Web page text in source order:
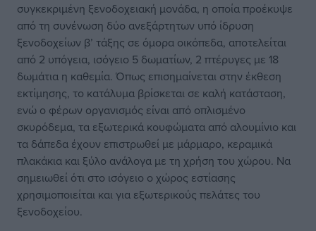
συγκεκριμένη ξενοδοχειακή μονάδα, η οποία προέκυψε
από τη συνένωση δύο ανεξάρτητων υπό ίδρυση
ξενοδοχείων β’ τάξης σε όμορα οικόπεδα, αποτελείται
από 2 υπόγεια, ισόγειο 5 δωματίων, 2 πτέρυγες με 18
δωμάτια η καθεμία. Όπως επισημαίνεται στην έκθεση
εκτίμησης, το κατάλυμα βρίσκεται σε καλή κατάσταση,
ενώ ο φέρων οργανισμός είναι από οπλισμένο
σκυρόδεμα, τα εξωτερικά κουφώματα από αλουμίνιο και
τα δάπεδα έχουν επιστρωθεί με μάρμαρο, κεραμικά
πλακάκια και ξύλο ανάλογα με τη χρήση του χώρου. Να
σημειωθεί ότι στο ισόγειο ο χώρος εστίασης
χρησιμοποιείται και για εξωτερικούς πελάτες του
ξενοδοχείου.